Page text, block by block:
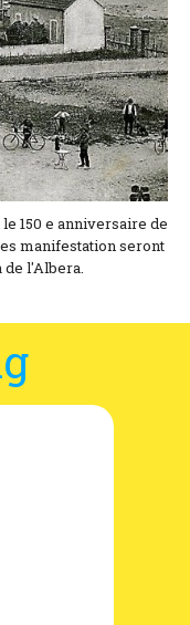
150 e anniversaire de
manifestation seront
de l'Albera.